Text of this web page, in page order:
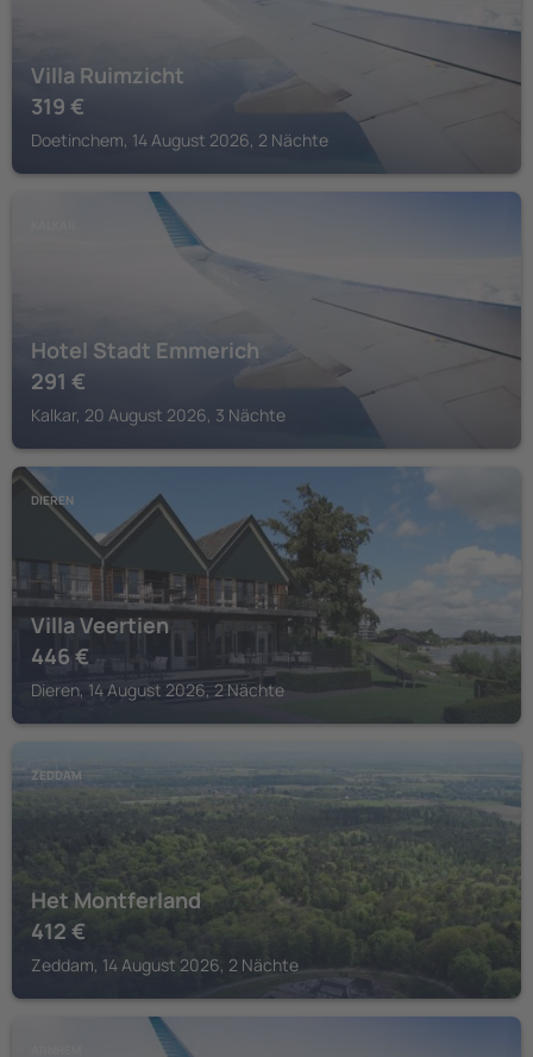
Villa Ruimzicht
319 €
Doetinchem, 14 August 2026, 2 Nächte
Hotel Stadt Emmerich
291 €
Kalkar, 20 August 2026, 3 Nächte
DIEREN
Villa Veertien
446 €
Dieren, 14 August 2026, 2 Nächte
ZEDDAM
Het Montferland
412 €
Zeddam, 14 August 2026, 2 Nächte